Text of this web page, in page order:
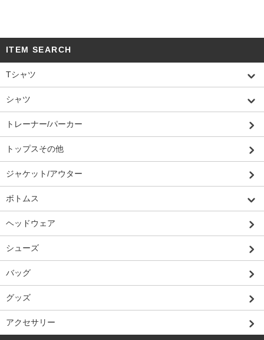
ITEM SEARCH
Tシャツ
シャツ
トレーナー/パーカー
トップスその他
ジャケット/アウター
ボトムス
ヘッドウェア
シューズ
バッグ
グッズ
アクセサリー